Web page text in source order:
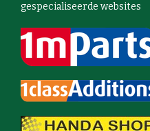
gespecialiseerde websites